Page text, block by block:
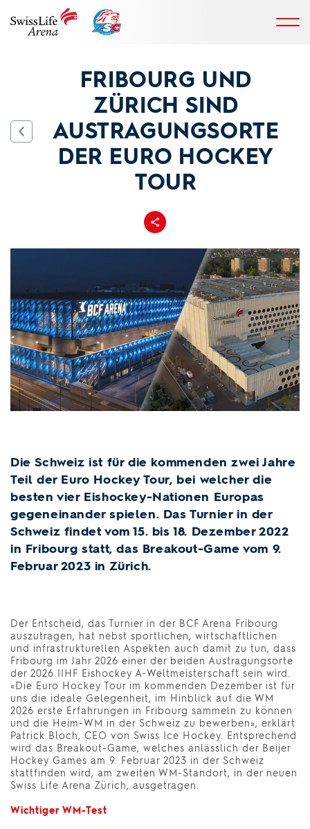
FRIBOURG UND
ZÜRICH SIND
AUSTRAGUNGSORTE
DER EURO HOCKEY
TOUR
Teilen
Die Schweiz ist für die kommenden zwei Jahre
Teil der Euro Hockey Tour, bei welcher die
besten vier Eishockey-Nationen Europas
gegeneinander spielen. Das Turnier in der
Schweiz findet vom 15. bis 18. Dezember 2022
in Fribourg statt, das Breakout-Game vom 9.
Februar 2023 in Zürich.
Der Entscheid, das Turnier in der BCF Arena Fribourg
auszutragen, hat nebst sportlichen, wirtschaftlichen
und infrastrukturellen Aspekten auch damit zu tun, dass
Fribourg im Jahr 2026 einer der beiden Austragungsorte
der 2026 IIHF Eishockey A-Weltmeisterschaft sein wird.
«Die Euro Hockey Tour im kommenden Dezember ist für
uns die ideale Gelegenheit, im Hinblick auf die WM
2026 erste Erfahrungen in Fribourg sammeln zu können
und die Heim-WM in der Schweiz zu bewerben», erklärt
Patrick Bloch, CEO von Swiss Ice Hockey. Entsprechend
wird das Breakout-Game, welches anlässlich der Beijer
Hockey Games am 9. Februar 2023 in der Schweiz
stattfinden wird, am zweiten WM-Standort, in der neuen
Swiss Life Arena Zürich, ausgetragen.
Wichtiger WM-Test